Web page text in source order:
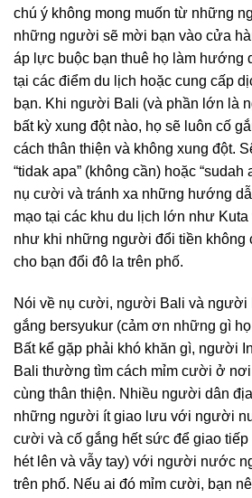
chú ý không mong muốn từ những
những người sẽ mời bạn vào cửa
áp lực buộc bạn thuê họ làm hướng
tại các điểm du lịch hoặc cung cấp
bạn. Khi người Bali (và phần lớn là
bất kỳ xung đột nào, họ sẽ luôn cố
cách thân thiện và không xung đột.
“tidak apa” (không cần) hoặc “sudah
nụ cười và tránh xa những hướng
mạo tại các khu du lịch lớn như Kuta
như khi những người đổi tiền không
cho bạn đổi đô la trên phố.
Nói về nụ cười, người Bali và người
gắng bersyukur (cảm ơn những gì
Bất kể gặp phải khó khăn gì, người
Bali thường tìm cách mỉm cười ở
cùng thân thiện. Nhiều người dân
những người ít giao lưu với người
cười và cố gắng hết sức để giao tiếp
hét lên và vẫy tay) với người nước
trên phố. Nếu ai đó mỉm cười, bạn